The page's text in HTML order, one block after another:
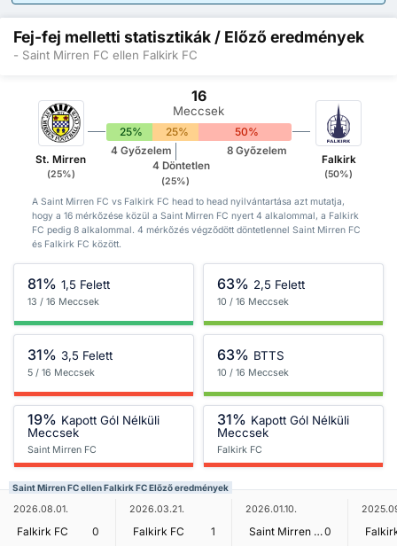
Fej-fej melletti statisztikák / Előző eredmények
- Saint Mirren FC ellen Falkirk FC
St. Mirren
(25%)
16
Meccsek
25% 25% 50%
4 Győzelem
4 Döntetlen
(25%)
8 Győzelem
Falkirk
(50%)
A Saint Mirren FC vs Falkirk FC head to head nyilvántartása azt mutatja,
hogy a 16 mérkőzése közül a Saint Mirren FC nyert 4 alkalommal, a Falkirk
FC pedig 8 alkalommal. 4 mérkőzés végződött döntetlennel Saint Mirren FC
és Falkirk FC között.
81% 1,5 Felett
13 / 16 Meccsek
63% 2,5 Felett
10 / 16 Meccsek
31% 3,5 Felett
5 / 16 Meccsek
63% BTTS
10 / 16 Meccsek
19% Kapott Gól Nélküli
Meccsek
Saint Mirren FC
31% Kapott Gól Nélküli
Meccsek
Falkirk FC
Saint Mirren FC ellen Falkirk FC Előző eredmények
2026.08.01.
Falkirk FC
0
2026.03.21.
Falkirk FC
1
2026.01.10.
Saint Mirren FC0